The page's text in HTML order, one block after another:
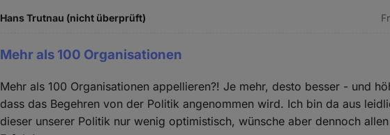
Hans Trutnau (nicht überprüft)
Mehr als 100 Organisationen
Mehr als 100 Organisationen appellieren?! Je mehr, desto besser - und
dass das Begehren von der Politik angenommen wird. Ich bin da aus
dieser unserer Politik nur wenig optimistisch, wünsche aber dennoch